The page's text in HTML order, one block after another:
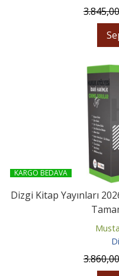
3.845,00
KARGO BEDAVA
Dizgi Kitap Yayınları
3.860,00